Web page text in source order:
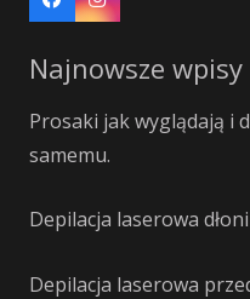
Najnowsze wpisy
Prosaki jak wyglądają i
samemu.
Depilacja laserowa dłoni
Depilacja laserowa